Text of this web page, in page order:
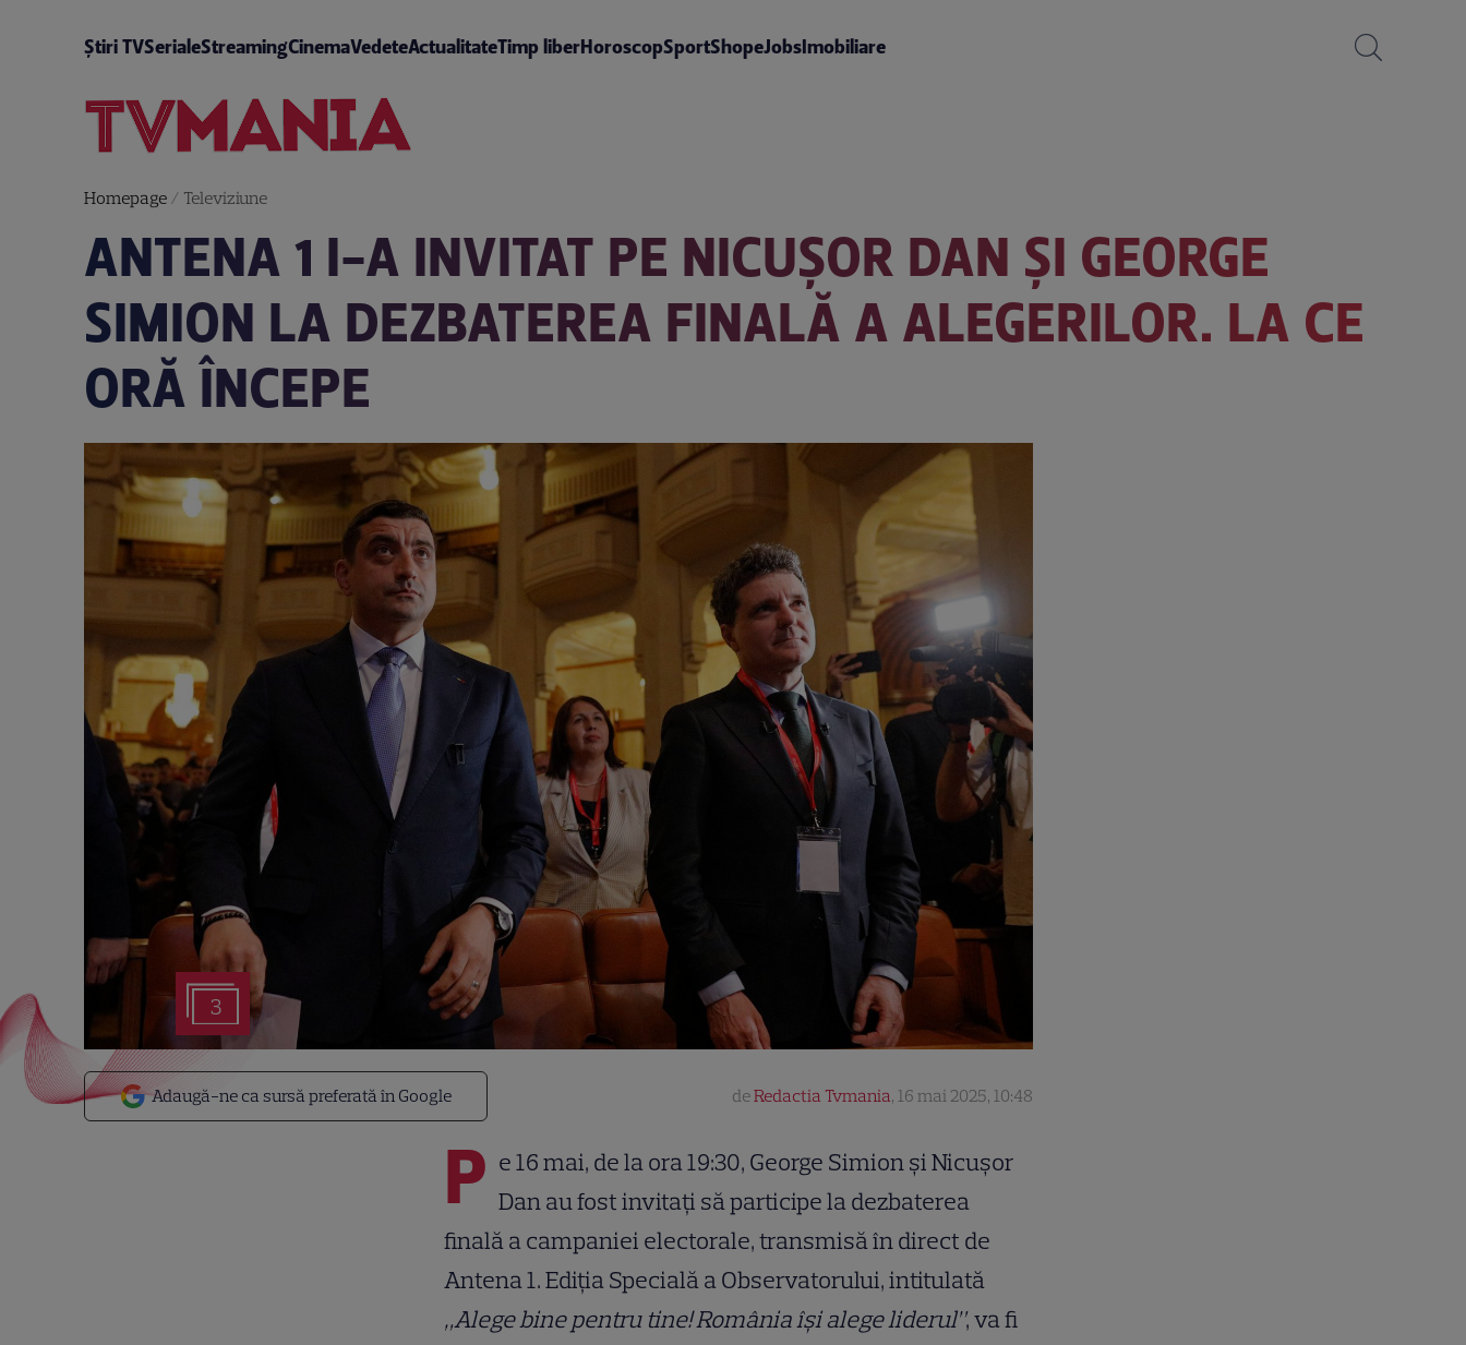
Știri TVSerialeStreamingCinemaVedeteActualitateTimp liberHoroscopSportShopeJobsImobiliare
Homepage/ Televiziune
ANTENA 1 I-A INVITAT PE NICUȘOR DAN ȘI GEORGE
SIMION LA DEZBATEREA FINALĂ A ALEGERILOR. LA CE
ORĂ ÎNCEPE
3
Adaugă-ne ca sursă preferată în Google deRedactia Tvmania, 16 mai 2025, 10:48
P e 16 mai, de la ora 19:30, George Simion și Nicușor
Dan au fost invitați să participe la dezbaterea
finală a campaniei electorale, transmisă în direct de
Antena 1. Ediția Specială a Observatorului, intitulată
„Alege bine pentru tine! România își alege liderul”, va fi